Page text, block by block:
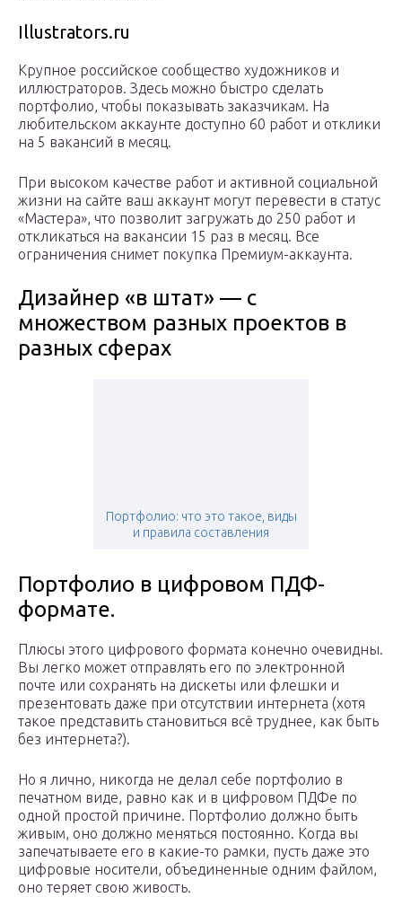
Illustrators.ru
Крупное российское сообщество художников и
иллюстраторов. Здесь можно быстро сделать
портфолио, чтобы показывать заказчикам. На
любительском аккаунте доступно 60 работ и отклики
на 5 вакансий в месяц.
При высоком качестве работ и активной социальной
жизни на сайте ваш аккаунт могут перевести в статус
«Мастера», что позволит загружать до 250 работ и
откликаться на вакансии 15 раз в месяц. Все
ограничения снимет покупка Премиум-аккаунта.
Дизайнер «в штат» — с
множеством разных проектов в
разных сферах
Портфолио: что это такое, виды
и правила составления
Портфолио в цифровом ПДФ-
формате.
Плюсы этого цифрового формата конечно очевидны.
Вы легко может отправлять его по электронной
почте или сохранять на дискеты или флешки и
презентовать даже при отсутствии интернета (хотя
такое представить становиться всё труднее, как быть
без интернета?).
Но я лично, никогда не делал себе портфолио в
печатном виде, равно как и в цифровом ПДФе по
одной простой причине. Портфолио должно быть
живым, оно должно меняться постоянно. Когда вы
запечатываете его в какие-то рамки, пусть даже это
цифровые носители, объединенные одним файлом,
оно теряет свою живость.